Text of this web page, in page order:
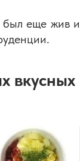
еще жив и
вкусных